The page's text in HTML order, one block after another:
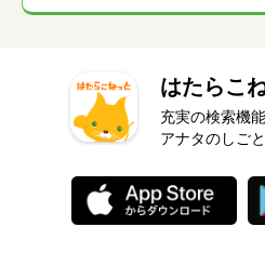
はたらこ
充実の検索機
アナタのしご